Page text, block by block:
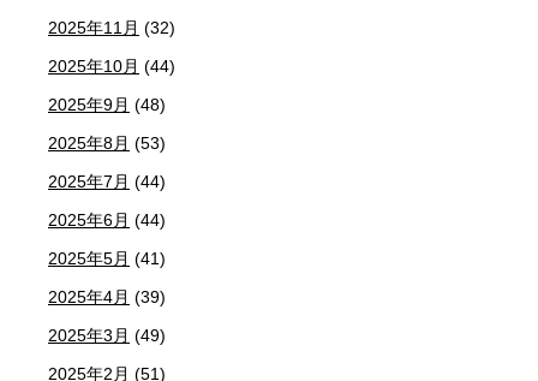
2025年11月 (32)
2025年10月 (44)
2025年9月 (48)
2025年8月 (53)
2025年7月 (44)
2025年6月 (44)
2025年5月 (41)
2025年4月 (39)
2025年3月 (49)
2025年2月 (51)